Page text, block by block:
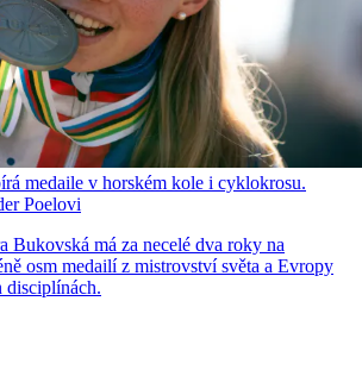
medaile v horském kole i cyklokrosu.
Poelovi
Bukovská má za necelé dva roky na
osm medailí z mistrovství světa a Evropy